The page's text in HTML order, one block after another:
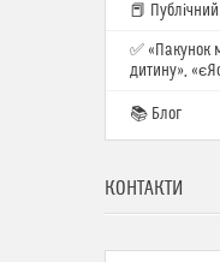
📕
✅ «Пакунок
дитину»,
📚 Блог
КОНТАКТИ